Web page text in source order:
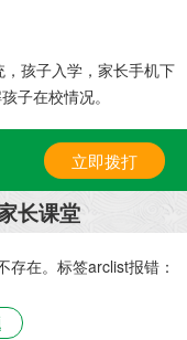
孩子入学，家长手机下
子在校情况。
立即拨打
长课堂
在。标签arclist报错：